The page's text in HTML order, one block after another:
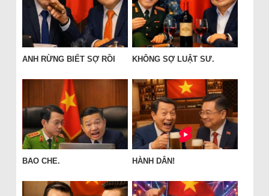
ANH RỪNG BIẾT SỢ RỒI KHÔNG SỢ LUẬT SƯ.
BAO CHE. HÀNH DÂN!